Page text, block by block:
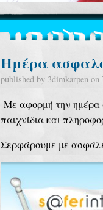
Ημέρα
published by 3dimkarpen on
Με αφορμή την ημέρα
παιχνίδια και
Σερφάρουμε με